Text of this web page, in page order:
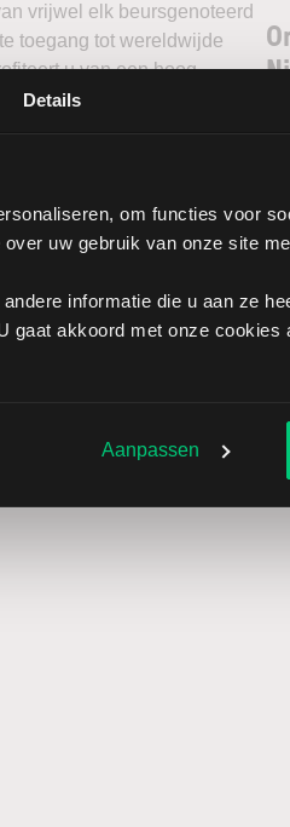
Details
om functies voor
uw gebruik van onze site
informatie die u aan ze
akkoord met onze cookies
Aanpassen
vrijwel elk beursgenoteerd
toegang tot wereldwijde
u van een hoog
stabiel platform met
Belegt u met het oog op
en gaat u short*?
van beleggen via een
met zich mee: als de
Het is belangrijk om deze
met kapitaal dat u kunt